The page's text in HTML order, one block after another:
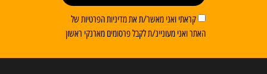
קראתי ואני מאשר/ת את מדיניות הפרטיות של
האתר ואני מעוניינ/ת לקבל פרסומים מארנקי ראשון